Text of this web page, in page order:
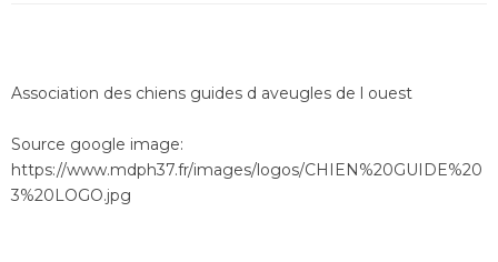
Association des chiens guides d aveugles de l ouest
Source google image:
https://www.mdph37.fr/images/logos/CHIEN%20GUIDE%20
3%20LOGO.jpg